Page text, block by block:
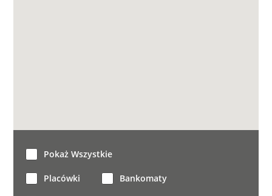
Pokaż Wszystkie
Placówki Bankomaty